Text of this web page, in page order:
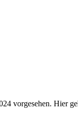
vorgesehen. Hier